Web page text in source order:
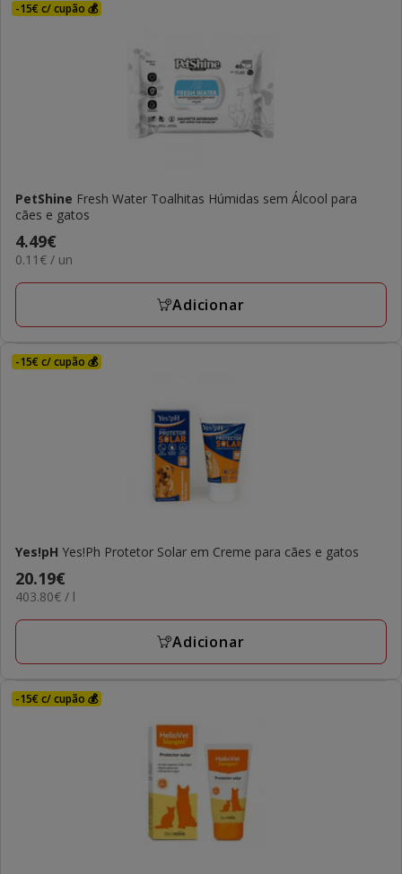
-15€ c/ cupão 💰
PetShine Fresh Water Toalhitas Húmidas sem Álcool para
cães e gatos
Preço
4.49€
4.49€
0.11€
UN
0.11€ / un
Adicionar
-15€ c/ cupão 💰
Yes!pH Yes!Ph Protetor Solar em Creme para cães e gatos
Preço
20.19€
20.19€
403.80€
L
403.80€ / l
Adicionar
-15€ c/ cupão 💰